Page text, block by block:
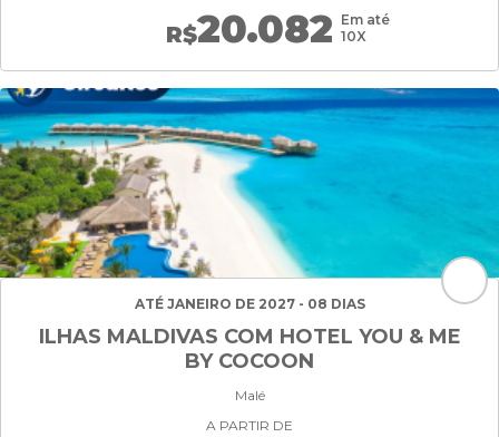
R$20.082 Em até
10X
ATÉ JANEIRO DE 2027 - 08 DIAS
ILHAS MALDIVAS COM HOTEL YOU & ME
BY COCOON
Malé
A PARTIR DE